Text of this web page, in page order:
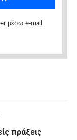
μέσω e-mail
πράξεις